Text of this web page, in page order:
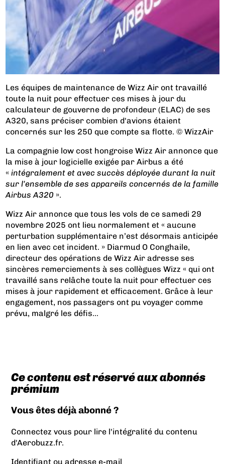
Les équipes de maintenance de Wizz Air ont travaillé
toute la nuit pour effectuer ces mises à jour du
calculateur de gouverne de profondeur (ELAC) de ses
A320, sans préciser combien d'avions étaient
concernés sur les 250 que compte sa flotte. © WizzAir
La compagnie low cost hongroise Wizz Air annonce que
la mise à jour logicielle exigée par Airbus a été
«intégralement et avec succès déployée durant la nuit
sur l’ensemble de ses appareils concernés de la famille
Airbus A320 ».
Wizz Air annonce que tous les vols de ce samedi 29
novembre 2025 ont lieu normalement et « aucune
perturbation supplémentaire n’est désormais anticipée
en lien avec cet incident. » Diarmud O Conghaile,
directeur des opérations de Wizz Air adresse ses
sincères remerciements à ses collègues Wizz « qui ont
travaillé sans relâche toute la nuit pour effectuer ces
mises à jour rapidement et efficacement. Grâce à leur
engagement, nos passagers ont pu voyager comme
prévu, malgré les défis...
Ce contenu est réservé aux abonnés
prémium
Vous êtes déjà abonné ?
Connectez vous pour lire l'intégralité du contenu
d'Aerobuzz.fr.
Identifiant ou adresse e-mail